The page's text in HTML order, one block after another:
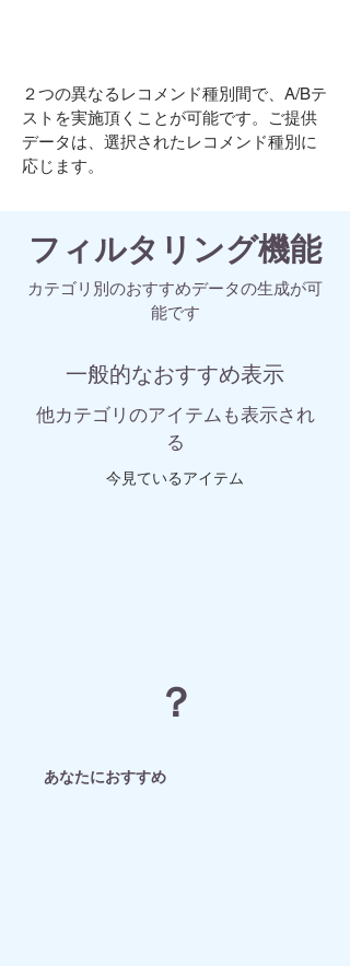
２つの異なるレコメンド種別間で、A/Bテ
ストを実施頂くことが可能です。ご提供
データは、選択されたレコメンド種別に
応じます。
フィルタリング機能
カテゴリ別のおすすめデータの生成が可
能です
一般的なおすすめ表示
​他カテゴリのアイテムも表示され
る
​今見ているアイテム
？
​あなたにおすすめ